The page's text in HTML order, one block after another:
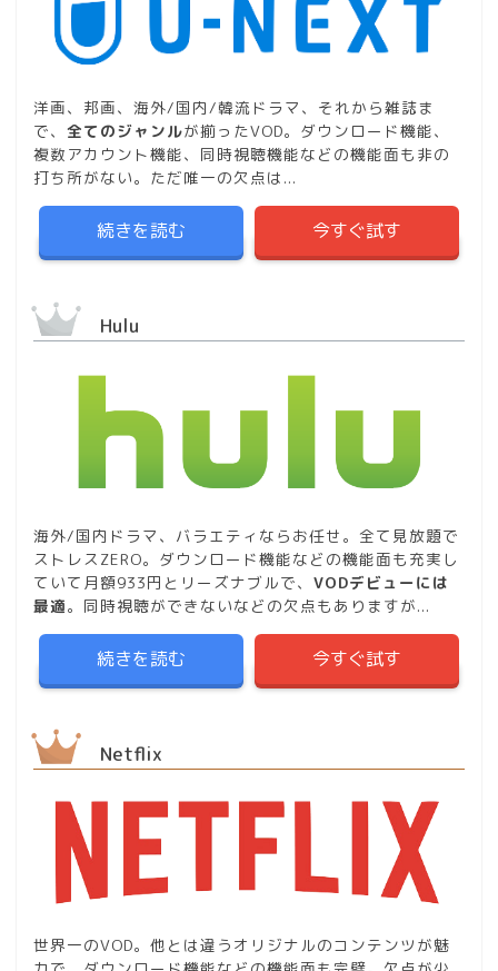
洋画、邦画、海外/国内/韓流ドラマ、それから雑誌ま
で、 全てのジャンルが揃ったVOD。ダウンロード機能、
複数アカウント機能、同時視聴機能などの機能面も非の
打ち所がない。ただ唯一の欠点は...
続きを読む 今すぐ試す
Hulu
海外/国内ドラマ、バラエティならお任せ。全て見放題で
ストレスZERO。ダウンロード機能などの機能面も充実し
ていて月額933円とリーズナブルで、 VODデビューには
最適。同時視聴ができないなどの欠点もありますが...
続きを読む 今すぐ試す
Netflix
世界一のVOD。他とは違うオリジナルのコンテンツが魅